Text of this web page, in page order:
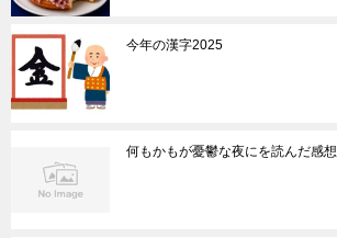
今年の漢字2025
何もかもが憂鬱な夜にを読んだ感想